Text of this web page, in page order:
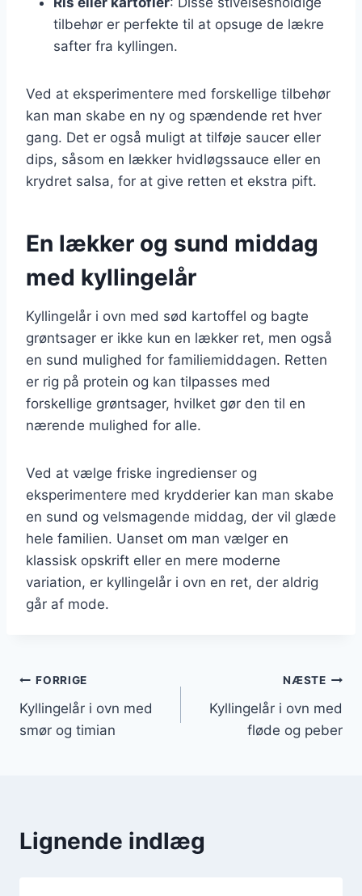
tilbehør er perfekte til at opsuge de lækre
safter fra kyllingen.
Ved at eksperimentere med forskellige tilbehør
kan man skabe en ny og spændende ret hver
gang. Det er også muligt at tilføje saucer eller
dips, såsom en lækker hvidløgssauce eller en
krydret salsa, for at give retten et ekstra pift.
En lækker og sund middag
med kyllingelår
Kyllingelår i ovn med sød kartoffel og bagte
grøntsager er ikke kun en lækker ret, men også
en sund mulighed for familiemiddagen. Retten
er rig på protein og kan tilpasses med
forskellige grøntsager, hvilket gør den til en
nærende mulighed for alle.
Ved at vælge friske ingredienser og
eksperimentere med krydderier kan man skabe
en sund og velsmagende middag, der vil glæde
hele familien. Uanset om man vælger en
klassisk opskrift eller en mere moderne
variation, er kyllingelår i ovn en ret, der aldrig
går af mode.
Indlægsnavigation
FORRIGE
Kyllingelår i ovn med
smør og timian
NÆSTE
Kyllingelår i ovn med
fløde og peber
Lignende indlæg